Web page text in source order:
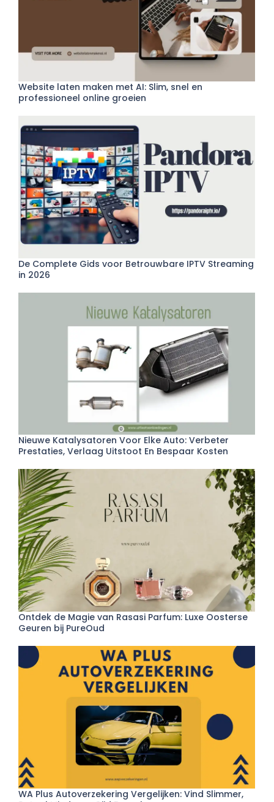
Website laten maken met AI: Slim, snel en
professioneel online groeien
De Complete Gids voor Betrouwbare IPTV Streaming
in 2026
Nieuwe Katalysatoren Voor Elke Auto: Verbeter
Prestaties, Verlaag Uitstoot En Bespaar Kosten
Ontdek de Magie van Rasasi Parfum: Luxe Oosterse
Geuren bij PureOud
WA Plus Autoverzekering Vergelijken: Vind Slimmer,